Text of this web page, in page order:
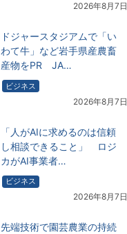
2026年8月7日
ドジャースタジアムで「い
わて牛」など岩手県産農畜
産物をPR JA…
ビジネス
2026年8月7日
「人がAIに求めるのは信頼
し相談できること」 ロジ
カがAI事業者…
ビジネス
2026年8月7日
先端技術で園芸農業の持続